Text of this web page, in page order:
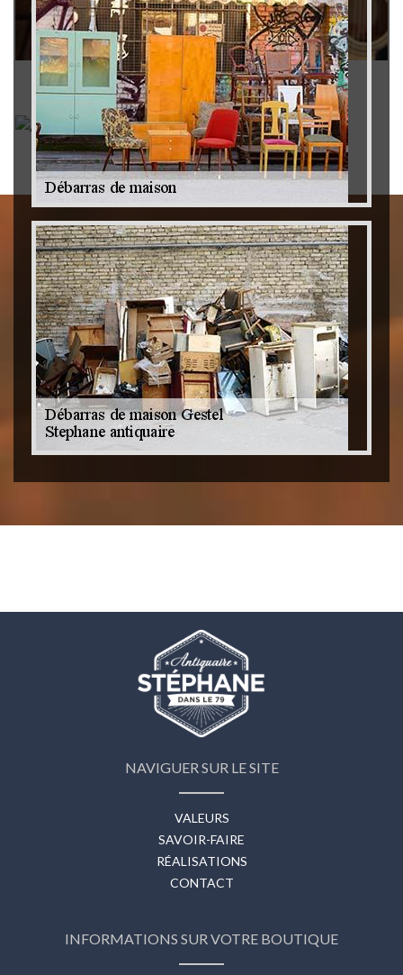
Rachat instrument de musique 79
Achat antiquité 79
NAVIGUER SUR LE SITE
VALEURS
SAVOIR-FAIRE
RÉALISATIONS
CONTACT
INFORMATIONS SUR VOTRE BOUTIQUE